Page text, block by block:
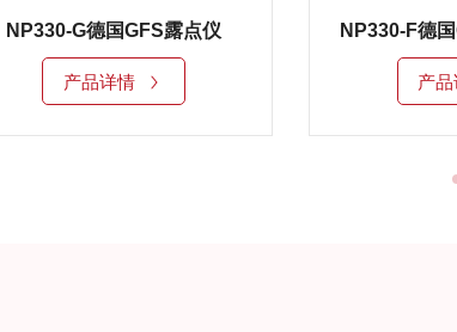
NP330-G德国GFS露点仪
产品详情 产